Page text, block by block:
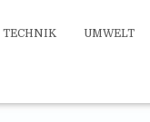
TECHNIK UMWELT